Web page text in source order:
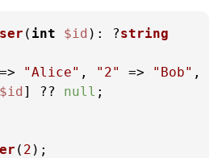
( int $id ): ?string
"Alice" , "2" => "Bob" ,
$id ] ?? null ;
( 2